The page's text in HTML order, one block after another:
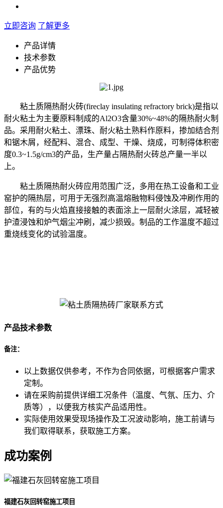
立即咨询 了解更多
产品详情
技术参数
产品优势
粘土质隔热耐火砖(fireclay insulating refractory brick)是指以
耐火粘土为主要原料制成的Al2O3含量30%~48%的隔热耐火制
品。采用耐火粘土、漂珠、耐火粘土熟料作原料，掺加结合剂
和锯木屑，经配料、混合、成型、干燥、烧成，可制得体积密
度0.3~1.5g/cm3的产品，生产量占隔热耐火砖总产量一半以
上。
粘土质隔热耐火砖应用范围广泛，多用在热工设备和工业
窑护的隔热层，可用于无强烈高温熔融物料侵蚀及冲刷作用的
部位，有的与火焰直接接触的表面涂上一层耐火涂层，减轻被
护渣浸蚀和炉气烟尘冲刷，减少损毁。制品的工作温度不超过
重烧线变化的试验温度。
产品技术参数
备注：
以上数据仅供参考，不作为合同依据，可根据客户需求
定制。
请在采购前提供详细工况条件（温度、气氛、压力、介
质等），以便我方核实产品适用性。
实际使用效果受现场操作及工况波动影响，施工前请与
我们取得联系，获取施工方案。
成功案例
福建石灰回转窑施工项目